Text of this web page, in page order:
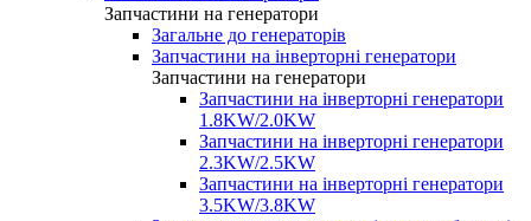
Запчастини на генератори
Загальне до генераторів
Запчастини на інверторні генератори
Запчастини на генератори
Запчастини на інверторні генератори
1.8KW/2.0KW
Запчастини на інверторні генератори
2.3KW/2.5KW
Запчастини на інверторні генератори
3.5KW/3.8KW